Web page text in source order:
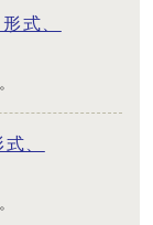
式、
、